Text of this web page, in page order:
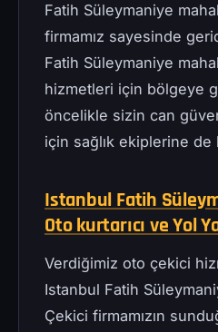
Fatih Süleymaniye
firmamız sayesinde
Fatih Süleymaniye
hizmetleri için bölgeye
öncelikle sizin can
için sağlık ekiplerine
Istanbul Fatih
Oto kurtarıcı ve Yol
Verdiğimiz oto çekici
Istanbul Fatih
Çekici firmamızın